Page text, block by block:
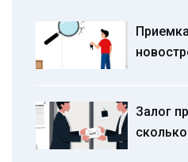
Залог
вернут